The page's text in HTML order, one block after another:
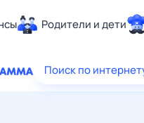
Родители и дети
Здоровье
Поиск по